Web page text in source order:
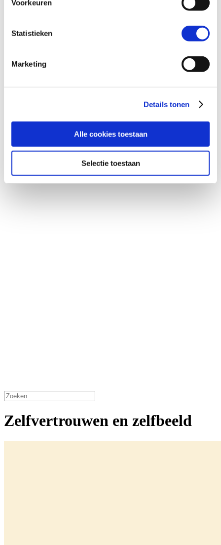
Voorkeuren
Statistieken
Marketing
Details tonen
Alle cookies toestaan
Selectie toestaan
Zelfvertrouwen en zelfbeeld